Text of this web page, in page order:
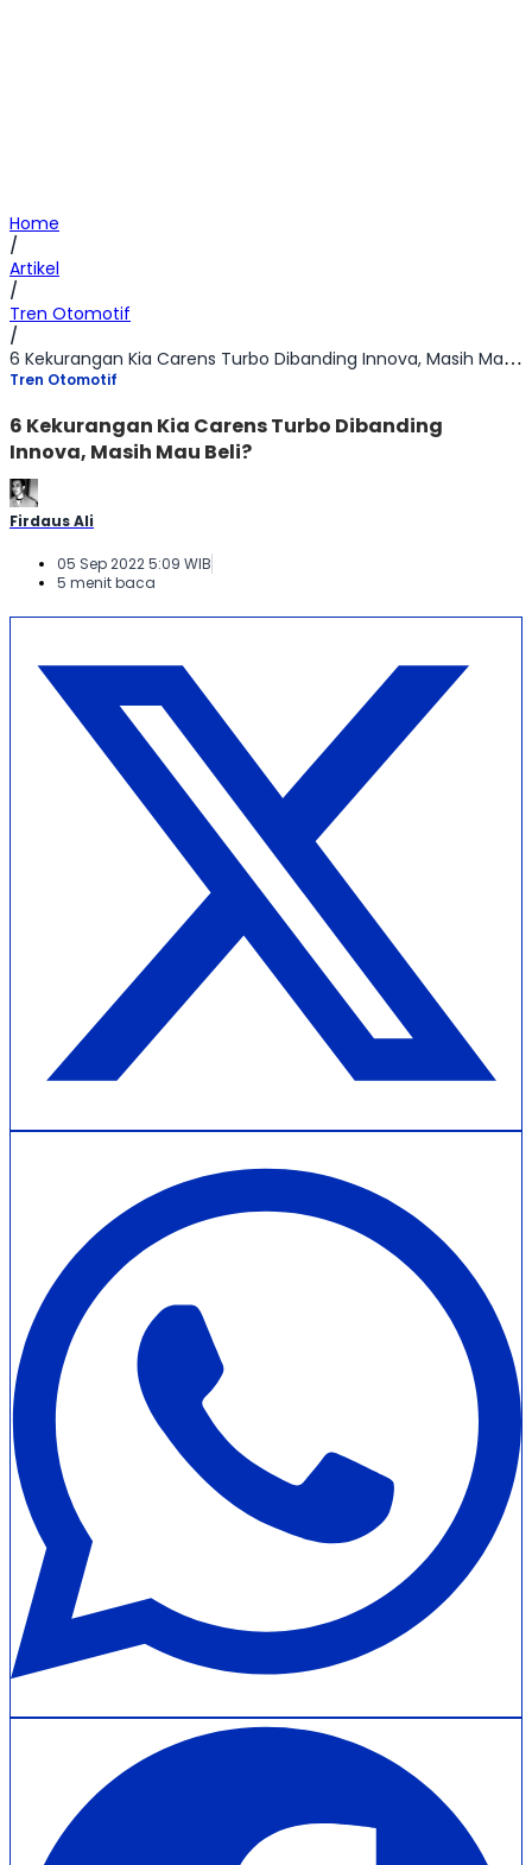
Home
/
Artikel
/
Tren Otomotif
/
6 Kekurangan Kia Carens Turbo Dibanding Innova, Masih Mau Beli?
Tren Otomotif
6 Kekurangan Kia Carens Turbo Dibanding
Innova, Masih Mau Beli?
Firdaus Ali
05 Sep 2022 5:09 WIB
5 menit baca